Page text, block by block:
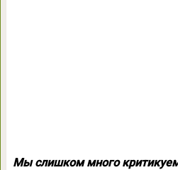
Мы слишком много